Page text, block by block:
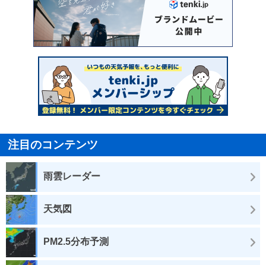
注目のコンテンツ
雨雲レーダー
天気図
PM2.5分布予測